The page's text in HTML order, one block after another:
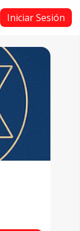
Iniciar Sesión